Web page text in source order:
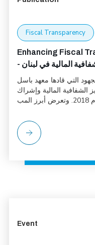
Fiscal Transparency
Enhancing Fiscal
المالية في لبنان
التي قادها معهد باسل
الشفافية المالية وإشراك
Event